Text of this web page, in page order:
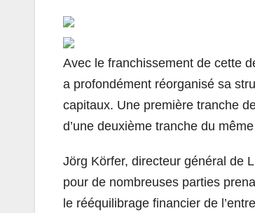
Avec le franchissement de cette
a profondément réorganisé sa
capitaux. Une première tranche
d’une deuxième tranche du
Jörg Körfer, directeur général de
pour de nombreuses parties
le rééquilibrage financier de